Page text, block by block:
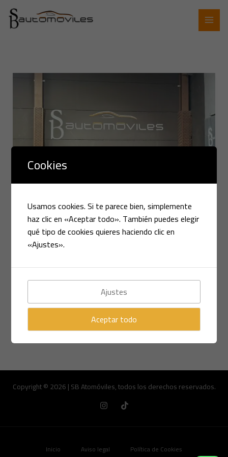
contenido
CITROEN ZX VOLCANE
AÑO 1992
CITROEN
VOLCANE
AÑO
1992
Copyright © 2026 | SB Atomóviles, todos los derechos reservados.
Inicio Aviso legal
Política de Cookies
Cookies
Usamos cookies. Si te parece bien, simplemente
haz clic en «Aceptar todo». También puedes elegir
qué tipo de cookies quieres haciendo clic en
«Ajustes».
Ajustes
Aceptar todo